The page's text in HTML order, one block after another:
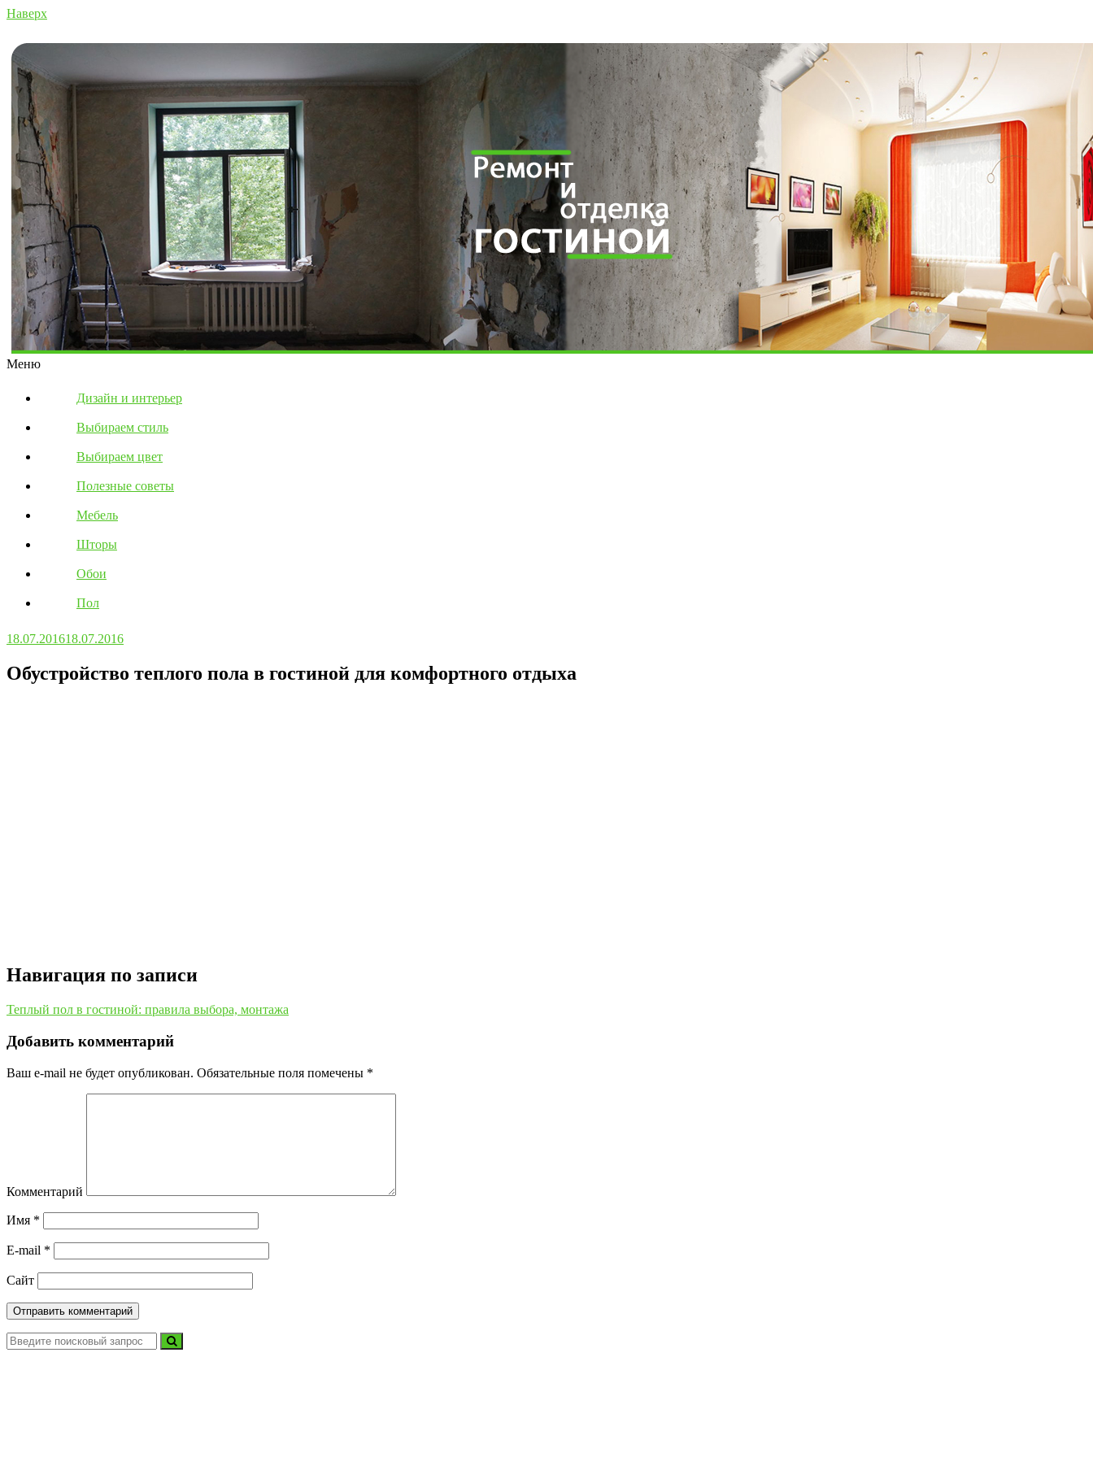
Наверх
Меню
Дизайн и интерьер
Выбираем стиль
Выбираем цвет
Полезные советы
Мебель
Шторы
Обои
Пол
18.07.201618.07.2016
Обустройство теплого пола в гостиной для комфортного отдыха
Навигация по записи
Теплый пол в гостиной: правила выбора, монтажа
Добавить комментарий
Ваш e-mail не будет опубликован. Обязательные поля помечены *
Комментарий
Имя *
E-mail *
Сайт